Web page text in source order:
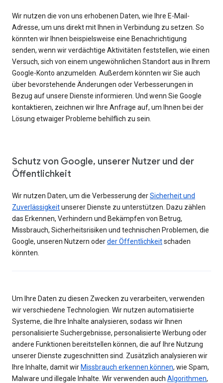
Wir nutzen die von uns erhobenen Daten, wie Ihre E-Mail-
Adresse, um uns direkt mit Ihnen in Verbindung zu setzen. So
könnten wir Ihnen beispielsweise eine Benachrichtigung
senden, wenn wir verdächtige Aktivitäten feststellen, wie einen
Versuch, sich von einem ungewöhnlichen Standort aus in Ihrem
Google-Konto anzumelden. Außerdem könnten wir Sie auch
über bevorstehende Änderungen oder Verbesserungen in
Bezug auf unsere Dienste informieren. Und wenn Sie Google
kontaktieren, zeichnen wir Ihre Anfrage auf, um Ihnen bei der
Lösung etwaiger Probleme behilflich zu sein.
Schutz von Google, unserer Nutzer und der
Öffentlichkeit
Wir nutzen Daten, um die Verbesserung derSicherheit und
Zuverlässigkeitunserer Dienste zu unterstützen. Dazu zählen
das Erkennen, Verhindern und Bekämpfen von Betrug,
Missbrauch, Sicherheitsrisiken und technischen Problemen, die
Google, unseren Nutzern oderder Öffentlichkeitschaden
könnten.
Um Ihre Daten zu diesen Zwecken zu verarbeiten, verwenden
wir verschiedene Technologien. Wir nutzen automatisierte
Systeme, die Ihre Inhalte analysieren, sodass wir Ihnen
personalisierte Suchergebnisse, personalisierte Werbung oder
andere Funktionen bereitstellen können, die auf Ihre Nutzung
unserer Dienste zugeschnitten sind. Zusätzlich analysieren wir
Ihre Inhalte, damit wir Missbrauch erkennen können, wie Spam,
Malware und illegale Inhalte. Wir verwenden auch Algorithmen,